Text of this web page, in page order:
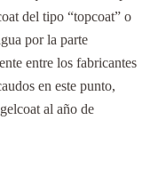
del tipo “topcoat” o
por la parte
entre los fabricantes
en este punto,
al año de